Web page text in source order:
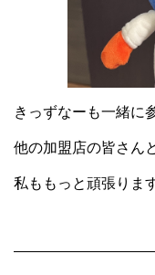
きっずなーも一緒に
他の加盟店の皆さん
私ももっと頑張りま